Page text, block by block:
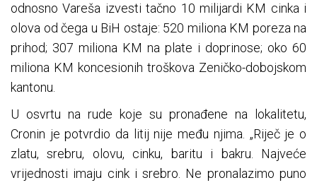
odnosno Vareša izvesti tačno 10 milijardi KM cinka i
olova od čega u BiH ostaje: 520 miliona KM poreza na
prihod; 307 miliona KM na plate i doprinose; oko 60
miliona KM koncesionih troškova Zeničko-dobojskom
kantonu.
U osvrtu na rude koje su pronađene na lokalitetu,
Cronin je potvrdio da litij nije među njima. „Riječ je o
zlatu, srebru, olovu, cinku, baritu i bakru. Najveće
vrijednosti imaju cink i srebro. Ne pronalazimo puno